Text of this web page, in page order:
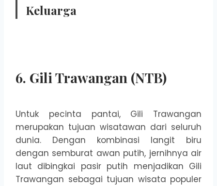
Keluarga
6. Gili Trawangan (NTB)
Untuk pecinta pantai, Gili Trawangan
merupakan tujuan wisatawan dari seluruh
dunia. Dengan kombinasi langit biru
dengan semburat awan putih, jernihnya air
laut dibingkai pasir putih menjadikan Gili
Trawangan sebagai tujuan wisata populer